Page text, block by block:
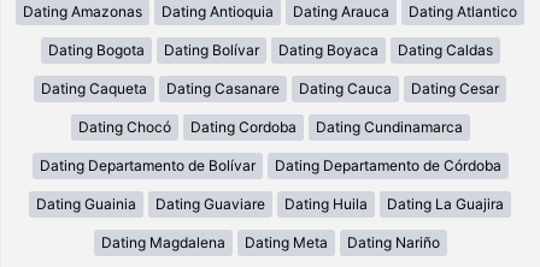
Dating Amazonas Dating Antioquia Dating Arauca Dating Atlantico
Dating Bogota Dating Bolívar Dating Boyaca Dating Caldas
Dating Caqueta Dating Casanare Dating Cauca Dating Cesar
Dating Chocó Dating Cordoba Dating Cundinamarca
Dating Departamento de Bolívar Dating Departamento de Córdoba
Dating Guainia Dating Guaviare Dating Huila Dating La Guajira
Dating Magdalena Dating Meta Dating Nariño